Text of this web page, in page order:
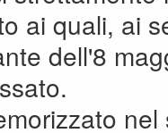
A A A
ai quali, ai
dell'8